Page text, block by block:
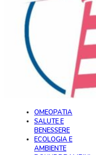
OMEOPATIA
SALUTE E
BENESSERE
ECOLOGIA E
AMBIENTE